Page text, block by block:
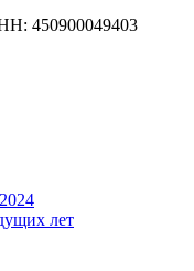
450900049403
лет